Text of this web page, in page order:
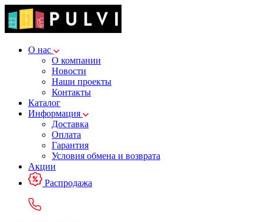
О нас
О компании
Новости
Наши проекты
Контакты
Каталог
Информация
Доставка
Оплата
Гарантия
Условия обмена и возврата
Акции
Распродажа